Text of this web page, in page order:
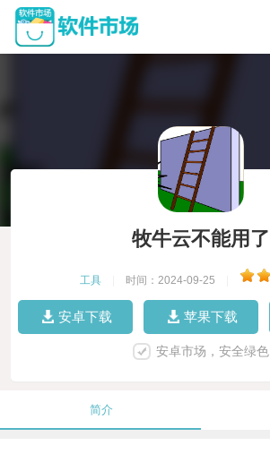
牧牛云不能用了
工具 时间：2024-09-25
安卓下载 苹果下载
安卓市场，安全绿色
简介